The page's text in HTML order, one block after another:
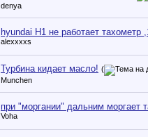
denya
hyundai H1 не работает тахометр
alexxxxs
Турбина кидает масло! (
Munchen
при "моргании" дальним моргает
Voha